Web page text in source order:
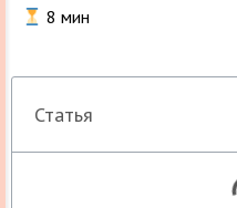
8 мин
Статья